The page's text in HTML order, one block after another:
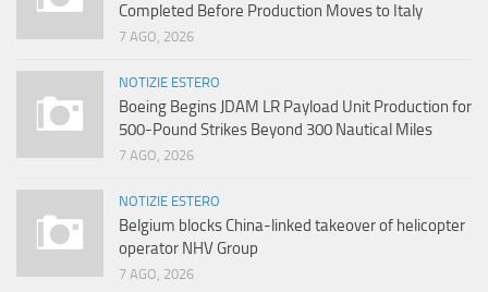
Completed Before Production Moves to Italy
7 AGO, 2026
NOTIZIE ESTERO
Boeing Begins JDAM LR Payload Unit Production for
500-Pound Strikes Beyond 300 Nautical Miles
7 AGO, 2026
NOTIZIE ESTERO
Belgium blocks China-linked takeover of helicopter
operator NHV Group
7 AGO, 2026